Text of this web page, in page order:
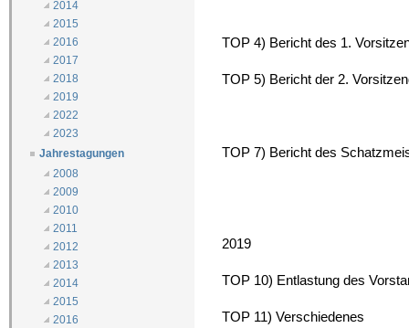
2014
2015
2016
2017
2018
2019
2022
2023
Jahrestagungen
2008
2009
2010
2011
2012
2013
2014
2015
2016
TOP 4) Bericht des 1.
TOP 5) Bericht der 2.
TOP 7) Bericht des
2019
TOP 10) Entlastung des
TOP 11) Verschiedenes